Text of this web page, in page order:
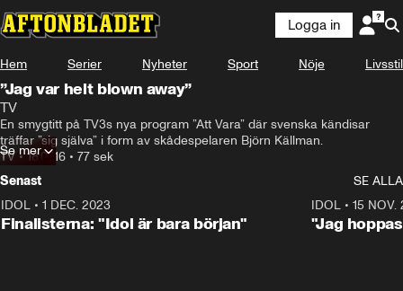
Logga in
Hem Serier Nyheter Sport Nöje Livsstil
”Jag var helt blown away”
TV
En smygtitt på TV3s nya program ”Att Vara” där svenska kändisar
träffar ”sig själva” i form av skådespelaren Björn Källman.
TV •18.07.16 • 77 sek
Se mer
Senast
SE ALLA
IDOL • 1 DEC. 2023
Finalisterna: "Idol är bara början"
IDOL• 15 NOV.
"Jag